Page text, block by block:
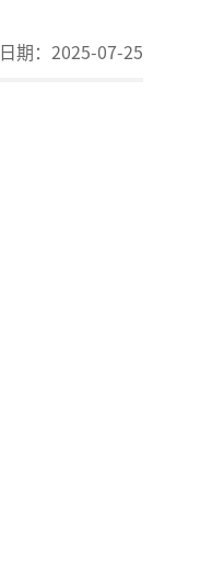
日期： 2025-07-25